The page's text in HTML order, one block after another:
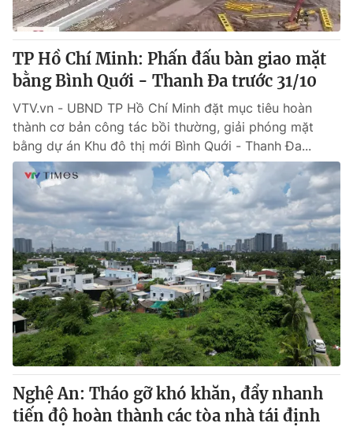
TP Hồ Chí Minh: Phấn đấu bàn giao mặt
bằng Bình Quới - Thanh Đa trước 31/10
VTV.vn - UBND TP Hồ Chí Minh đặt mục tiêu hoàn
thành cơ bản công tác bồi thường, giải phóng mặt
bằng dự án Khu đô thị mới Bình Quới - Thanh Đa...
Nghệ An: Tháo gỡ khó khăn, đẩy nhanh
tiến độ hoàn thành các tòa nhà tái định